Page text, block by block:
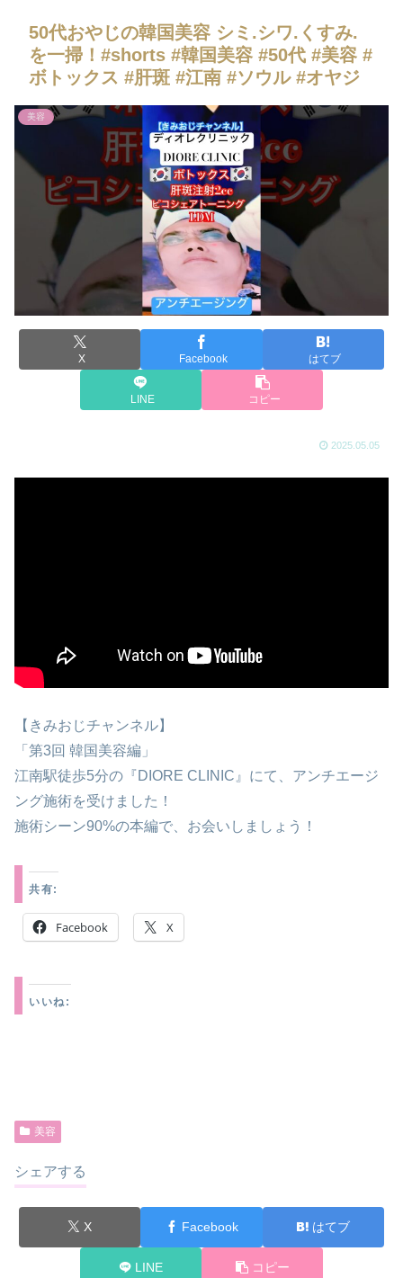
50代おやじの韓国美容 シミ.シワ.くすみ.
を一掃！#shorts #韓国美容 #50代 #美容 #
ボトックス #肝斑 #江南 #ソウル #オヤジ
美容
X Facebook はてブ
LINE コピー
2025.05.05
【きみおじチャンネル】
「第3回 韓国美容編」
江南駅徒歩5分の『DIORE CLINIC』にて、アンチエージ
ング施術を受けました！
施術シーン90%の本編で、お会いしましょう！
共有:
Facebook X
いいね:
美容
シェアする
X Facebook はてブ
LINE コピー